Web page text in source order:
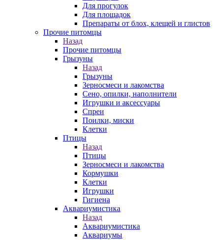
Для прогулок
Для площадок
Препараты от блох, клещей и глистов
Прочие питомцы
Назад
Прочие питомцы
Грызуны
Назад
Грызуны
Зерносмеси и лакомства
Сено, опилки, наполнители
Игрушки и аксессуары
Спреи
Поилки, миски
Клетки
Птицы
Назад
Птицы
Зерносмеси и лакомства
Кормушки
Клетки
Игрушки
Гигиена
Аквариумистика
Назад
Аквариумистика
Аквариумы